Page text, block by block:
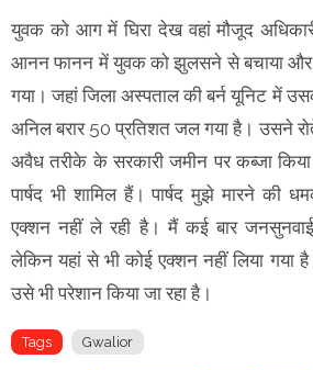
युवक को आग में घिरा देख वहां मौजूद
आनन फानन में युवक को झुलसने से बचाया और
गया। जहां जिला अस्पताल की बर्न यूनिट में
अनिल बरार 50 प्रतिशत जल गया है। उसने
अवैध तरीके के सरकारी जमीन पर कब्जा
पार्षद भी शामिल हैं। पार्षद मुझे मारने की
एक्शन नहीं ले रही है। मैं कई बार
लेकिन यहां से भी कोई एक्शन नहीं लिया गया
उसे भी परेशान किया जा रहा है।
Tags Gwalior